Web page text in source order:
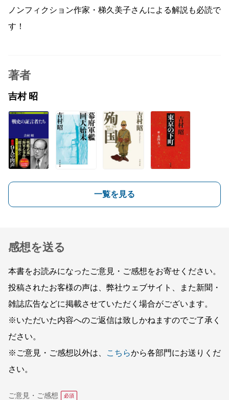
ノンフィクション作家・梯久美子さんによる解説も必読で
す！
著者
吉村 昭
一覧を見る
感想を送る
本書をお読みになったご意見・ご感想をお寄せください。
投稿されたお客様の声は、弊社ウェブサイト、また新聞・
雑誌広告などに掲載させていただく場合がございます。
※いただいた内容へのご返信は致しかねますのでご了承く
ださい。
※ご意見・ご感想以外は、
こちらから各部門にお送りくだ
さい。
ご意見・ご感想